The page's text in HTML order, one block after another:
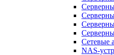
Сетевые
NAS-